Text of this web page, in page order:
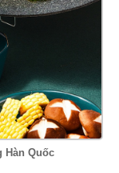
Hàn Quốc